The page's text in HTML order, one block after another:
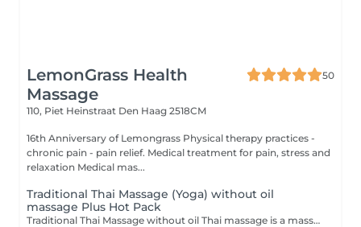
LemonGrass Health
Massage
50
110, Piet Heinstraat Den Haag 2518CM
16th Anniversary of Lemongrass Physical therapy practices -
chronic pain - pain relief. Medical treatment for pain, stress and
relaxation Medical mas...
Traditional Thai Massage (Yoga) without oil
massage Plus Hot Pack
Traditional Thai Massage without oil Thai massage is a massage using hands, feet or elbows to press, squeeze, massage, bend, twist and pull various parts of the body, but does not use oil. It is a massage to relax muscles and does not focus on treatment.